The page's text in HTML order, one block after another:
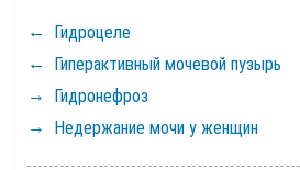
Гидроцеле
Гиперактивный мочевой пузырь
Гидронефроз
Недержание мочи у женщин